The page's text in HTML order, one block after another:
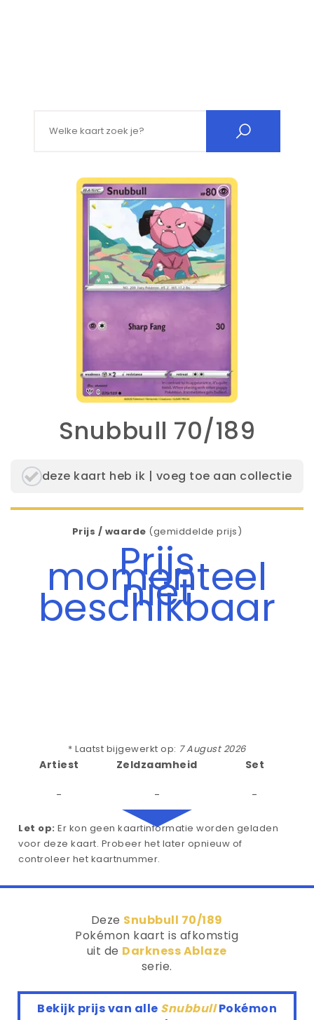
Snubbull 70/189
deze kaart heb ik | voeg toe aan collectie
Prijs / waarde (gemiddelde prijs)
Prijs
momenteel
niet
beschikbaar
* Laatst bijgewerkt op: 7 August 2026
Artiest
-
Zeldzaamheid
-
Set
-
Let op: Er kon geen kaartinformatie worden geladen
voor deze kaart. Probeer het later opnieuw of
controleer het kaartnummer.
Deze Snubbull 70/189
Pokémon kaart is afkomstig
uit de Darkness Ablaze
serie.
Bekijk prijs van alle SnubbullPokémon